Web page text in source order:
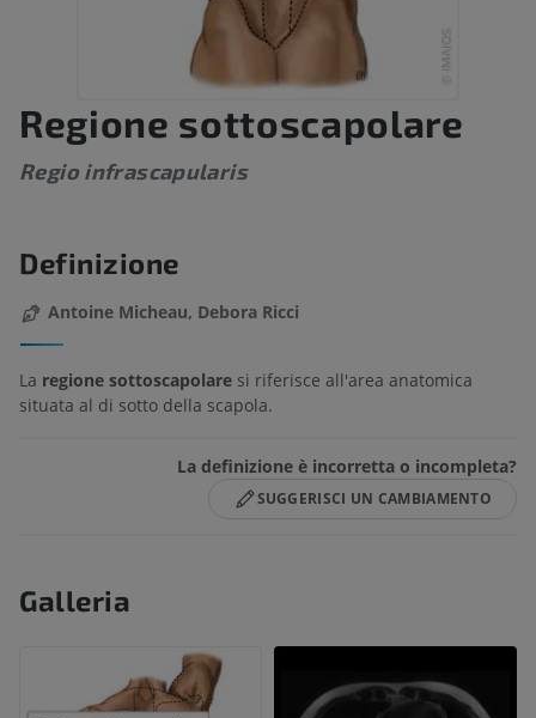
Regione sottoscapolare
Regio infrascapularis
Definizione
Antoine Micheau, Debora Ricci
La regione sottoscapolare si riferisce all'area anatomica
situata al di sotto della scapola.
La definizione è incorretta o incompleta?
SUGGERISCI UN CAMBIAMENTO
Galleria